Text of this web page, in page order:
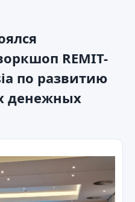
REMIT-
по развитию
денежных